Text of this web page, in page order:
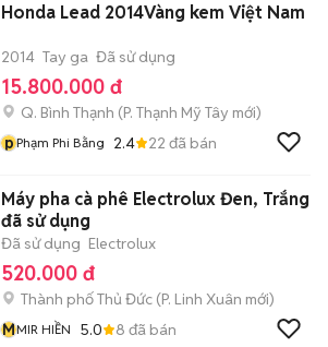
Honda Lead 2014Vàng kem Việt Nam
2014 Tay ga Đã sử dụng
15.800.000 đ
Q. Bình Thạnh (P. Thạnh Mỹ Tây mới)
pPhạm Phi Bằng 2.4 22 đã bán
Máy pha cà phê Electrolux Đen, Trắng
đã sử dụng
Đã sử dụng Electrolux
520.000 đ
Thành phố Thủ Đức (P. Linh Xuân mới)
MMIR HIỀN 5.0 8 đã bán